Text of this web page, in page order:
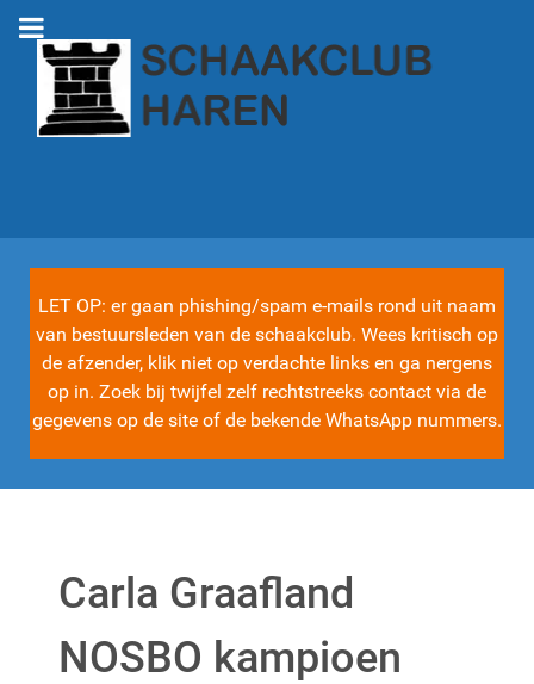
LET OP: er gaan phishing/spam e-mails rond uit naam
van bestuursleden van de schaakclub. Wees kritisch op
de afzender, klik niet op verdachte links en ga nergens
op in. Zoek bij twijfel zelf rechtstreeks contact via de
gegevens op de site of de bekende WhatsApp nummers.
Carla Graafland
NOSBO kampioen